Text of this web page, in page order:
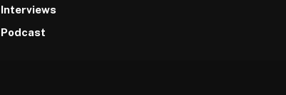
Interviews
Podcast